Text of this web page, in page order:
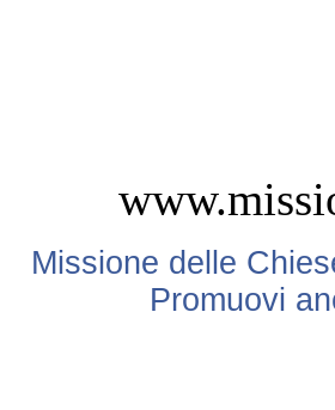
Missione delle
Promuovi